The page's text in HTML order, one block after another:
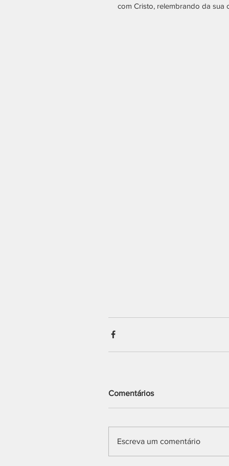
com Cristo, relembrando da
Comentários
Escreva um comentário